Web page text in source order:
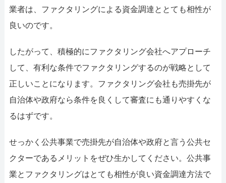
業者は、ファクタリングによる資金調達ととても相性が
良いのです。
したがって、積極的にファクタリング会社へアプローチ
して、有利な条件でファクタリングするのが戦略として
正しいことになります。ファクタリング会社も売掛先が
自治体や政府なら条件を良くして審査にも通りやすくな
るはずです。
せっかく公共事業で売掛先が自治体や政府と言う公共セ
クターであるメリットをぜひ生かしてください。公共事
業とファクタリングはとても相性が良い資金調達方法で